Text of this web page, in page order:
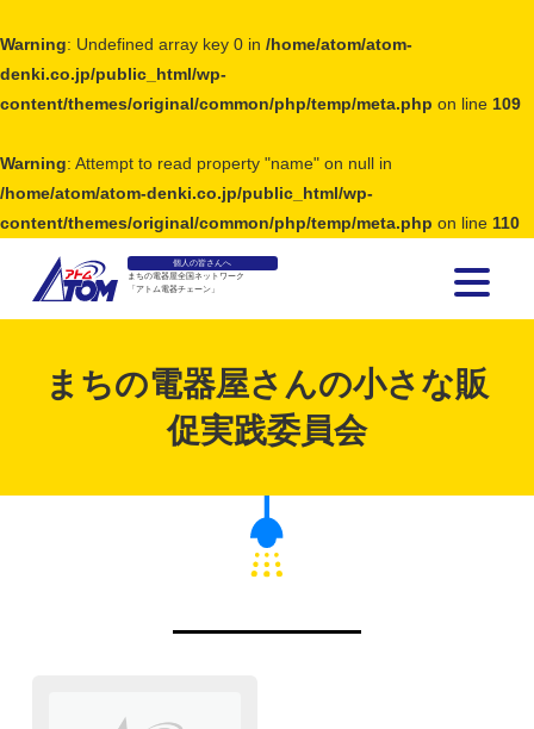
Warning: Undefined array key 0 in /home/atom/atom-
denki.co.jp/public_html/wp-
content/themes/original/common/php/temp/meta.php on line 109
Warning: Attempt to read property "name" on null in
/home/atom/atom-denki.co.jp/public_html/wp-
content/themes/original/common/php/temp/meta.php on line 110
アトム電器チェーン
個人の皆さんへ
まちの電器屋全国ネットワーク
「アトム電器チェーン」
まちの電器屋さんの小さな販
促実践委員会